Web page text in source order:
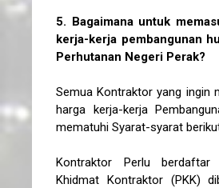
5. Bagaimana untuk
kerja-kerja pembangunan
Perhutanan Negeri Perak?
Semua Kontraktor yang ingin
harga kerja-kerja
mematuhi Syarat-syarat
Kontraktor Perlu berdaftar
Khidmat Kontraktor (PKK)